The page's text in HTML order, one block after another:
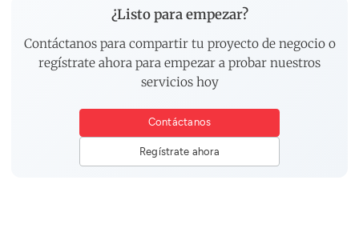
¿Listo para empezar?
Contáctanos para compartir tu proyecto de negocio o
regístrate ahora para empezar a probar nuestros
servicios hoy
Contáctanos
Regístrate ahora